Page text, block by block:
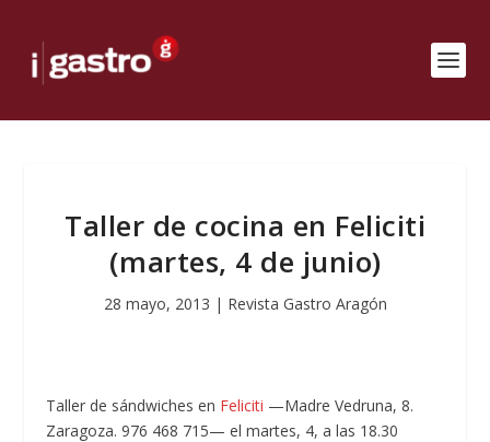
Taller de cocina en Feliciti
(martes, 4 de junio)
28 mayo, 2013 | Revista Gastro Aragón
Taller de sándwiches en Feliciti —Madre Vedruna, 8.
Zaragoza. 976 468 715— el martes, 4, a las 18.30